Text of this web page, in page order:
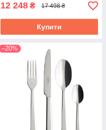
12 248 ₴ 17 498 ₴
Купити
–20%